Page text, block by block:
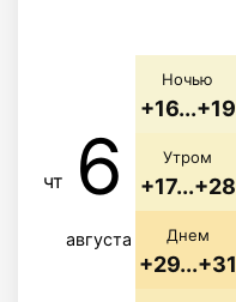
чт 6
августа
Ночью
+16...+19
Утром
+17...+28
Днем
+29...+31